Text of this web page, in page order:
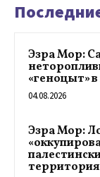
Эзра Мор:
«геноцыт»
04.08.2026
Эзра Мор: